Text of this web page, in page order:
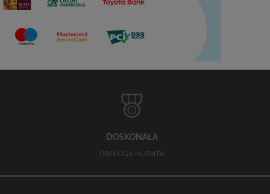
DOSKONAŁA
OBSŁUGA KLIENTA